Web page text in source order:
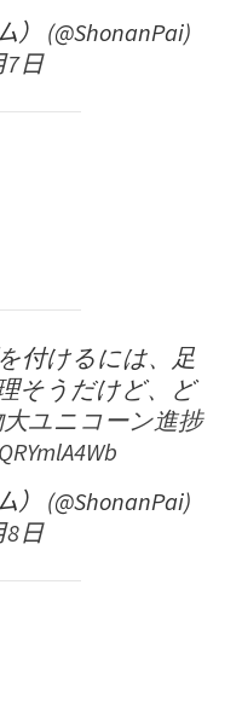
(@ShonanPai)
7日
付けるには、足
そうだけど、ど
ユニコーン進捗
(@ShonanPai)
8日